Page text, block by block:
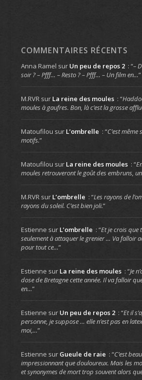
COMMENTAIRES RÉCENTS
Anna Ramel sur Un peu de repos 2 : “–
soir ? – Pfff… – Resto ? – Pfff… – Un film en…”
M.RVR sur La reine des moules : “
moules à gaufres. Bon, là c’est la grosse
Matoufilou sur L’ombrelle : “C’est même
motifs.”
Matoufilou sur La reine des moules : “
moules retrouveront le goût des embruns,
M.RVR sur L’ombrelle : “Les rayons de
rayons du soleil. C’est bien joli.”
Estienne sur L’ombrelle : “Et je crois que
seulement à attaquer le grenier … Va falloir
pour tout ce…”
Estienne sur La reine des moules : “Je
dose de Bretagne cette année. Il va falloir que
en…”
Estienne sur Un peu de repos 2 : “Et il
personne, je suppose … elle n’est pas en
moi,…”
Estienne sur Gueule de raie : “C’est
impressionnant que douloureux. Mais les
et synonymes de mort trop souvent alors